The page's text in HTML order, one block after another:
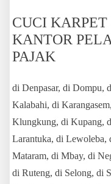
CUCI
KANTOR
PAJAK
di Denpasar, di Dompu,
Kalabahi, di
Klungkung, di Kupang,
Larantuka, di Lewoleba,
Mataram, di Mbay, di
di Ruteng, di Selong, di